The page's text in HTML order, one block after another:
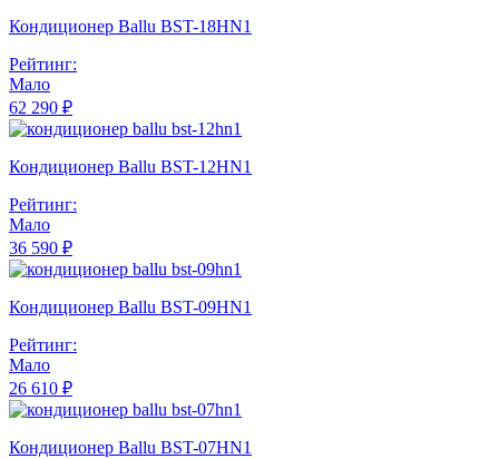
Кондиционер Ballu BST-18HN1
Рейтинг:
Мало
62 290 ₽
Кондиционер Ballu BST-12HN1
Рейтинг:
Мало
36 590 ₽
Кондиционер Ballu BST-09HN1
Рейтинг:
Мало
26 610 ₽
Кондиционер Ballu BST-07HN1